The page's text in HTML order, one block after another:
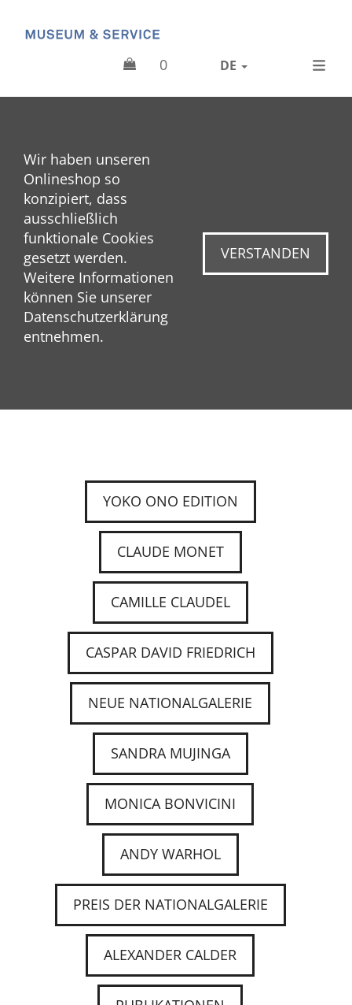
0 DE
Wir haben unseren
Onlineshop so
konzipiert, dass
ausschließlich
funktionale Cookies
gesetzt werden.
Weitere Informationen
können Sie unserer
Datenschutzerklärung
entnehmen.
VERSTANDEN
YOKO ONO EDITION
CLAUDE MONET
CAMILLE CLAUDEL
CASPAR DAVID FRIEDRICH
NEUE NATIONALGALERIE
SANDRA MUJINGA
MONICA BONVICINI
ANDY WARHOL
PREIS DER NATIONALGALERIE
ALEXANDER CALDER